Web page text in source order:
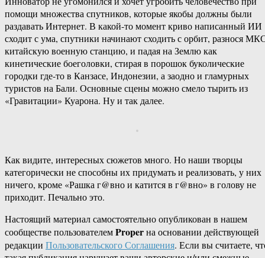
помощи множества спутников, которые якобы должны были
раздавать Интернет. В какой-то момент криво написанный ИИ
сходит с ума, спутники начинают сходить с орбит, разнося
китайскую военную станцию, и падая на Землю как
кинетические боеголовки, стирая в порошок буколические
городки где-то в Канзасе, Индонезии, а заодно и гламурных
туристов на Бали. Основные сцены можно смело тырить из
«Гравитации» Куарона. Ну и так далее.
Как видите, интересных сюжетов много. Но наши творцы
категорически не способны их придумать и реализовать, у них
ничего, кроме «Рашка г@вно и катится в г@вно» в голову не
приходит. Печально это.
Настоящий материал самостоятельно опубликован в нашем
сообществе пользователемProperна основании действующей
редакции Пользовательского Соглашения. Если вы считаете,